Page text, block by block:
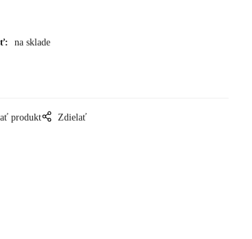
na sklade
produkt Zdielať